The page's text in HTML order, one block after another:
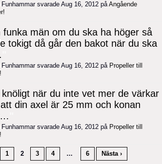
svarade Aug 16, 2012 påAngående
funka män om du ska ha höger så
tokigt då går den bakot när du ska
svarade Aug 16, 2012 på Propeller till
knöligt när du inte vet mer de värkar
din axel är 25 mm och konan
svarade Aug 16, 2012 på Propeller till
1 2 3 4 … 6 Nästa ›